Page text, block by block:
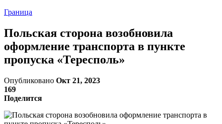
Граница
Польская сторона возобновила
оформление транспорта в пункте
пропуска «Тересполь»
Опубликовано Окт 21, 2023
169
Поделится